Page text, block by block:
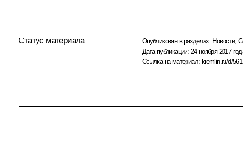
Статус материала Опубликован в разделах: Новости,
Дата публикации: 24 ноября 2017
Ссылка на материал: kremlin.ru/d/